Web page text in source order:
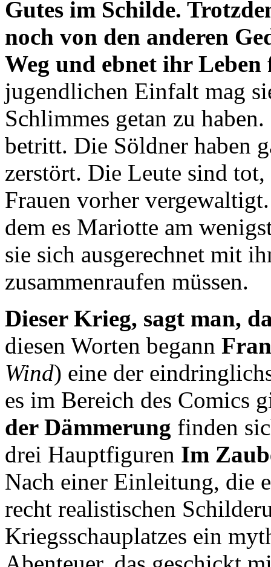
Gutes im Schilde.
noch von den anderen
Weg und ebnet ihr Leben
jugendlichen Einfalt mag
Schlimmes getan zu
betritt. Die Söldner haben
zerstört. Die Leute sind
Frauen vorher
dem es Mariotte am
sie sich ausgerechnet mit
zusammenraufen müssen.
Dieser Krieg, sagt man,
diesen Worten begann
Wind) eine der
es im Bereich des Comics
der Dämmerung finden
drei Hauptfiguren Im
Nach einer Einleitung, die
recht realistischen
Kriegsschauplatzes ein